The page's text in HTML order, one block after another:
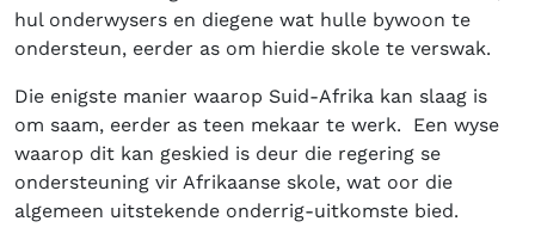
hul onderwysers en diegene wat hulle bywoon te
ondersteun, eerder as om hierdie skole te verswak.
Die enigste manier waarop Suid-Afrika kan slaag is
om saam, eerder as teen mekaar te werk. Een wyse
waarop dit kan geskied is deur die regering se
ondersteuning vir Afrikaanse skole, wat oor die
algemeen uitstekende onderrig-uitkomste bied.